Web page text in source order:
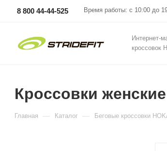
8 800 44-44-525 Время работы: с 10:00 до
Интернет-
кроссовок
Кроссовки
Главная — Каталог — Беговые кроссовки